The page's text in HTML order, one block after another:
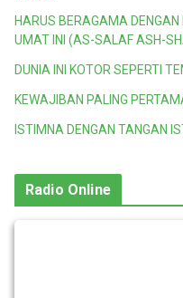
HARUS BERAGAMA
UMAT INI (AS-SALAF ASH-
DUNIA INI KOTOR SEPERTI
KEWAJIBAN PALING
ISTIMNA DENGAN TANGAN
Radio Online